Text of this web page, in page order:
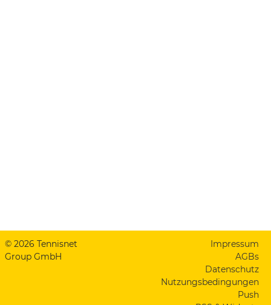
© 2026 Tennisnet
Group GmbH
Impressum
AGBs
Datenschutz
Nutzungsbedingungen
Push